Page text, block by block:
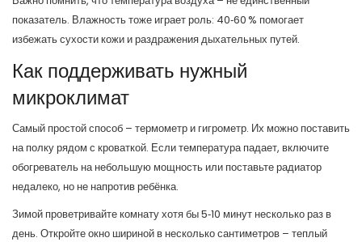
показатель. Влажность тоже играет роль: 40‑60 % помогает
избежать сухости кожи и раздражения дыхательных путей.
Как поддерживать нужный
микроклимат
Самый простой способ – термометр и гигрометр. Их можно поставить
на полку рядом с кроваткой. Если температура падает, включите
обогреватель на небольшую мощность или поставьте радиатор
недалеко, но не напротив ребёнка.
Зимой проветривайте комнату хотя бы 5‑10 минут несколько раз в
день. Откройте окно шириной в несколько сантиметров – теплый